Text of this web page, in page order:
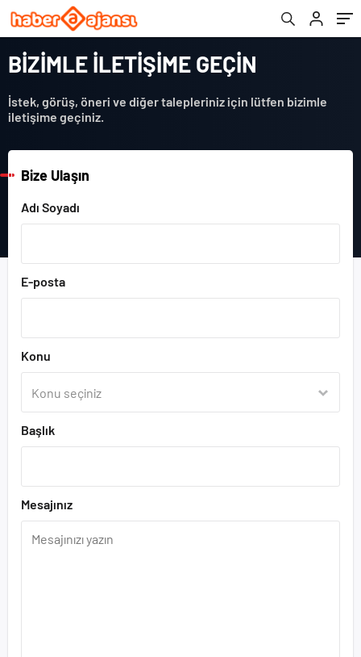
BİZİMLE İLETİŞİME GEÇİN
İstek, görüş, öneri ve diğer talepleriniz için lütfen bizimle
iletişime geçiniz.
Bize Ulaşın
Adı Soyadı
E-posta
Konu
Başlık
Mesajınız